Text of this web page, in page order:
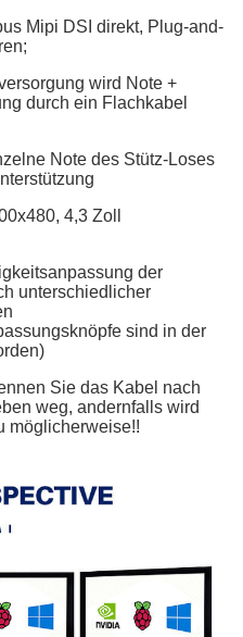
Mipi DSI direkt, Plug-and-
wird Note +
durch ein Flachkabel
Note des Stütz-Loses
4,3 Zoll
der
unterschiedlicher
sind in der
Sie das Kabel nach
weg, andernfalls wird
möglicherweise!!